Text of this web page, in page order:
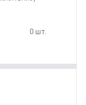
0 шт.